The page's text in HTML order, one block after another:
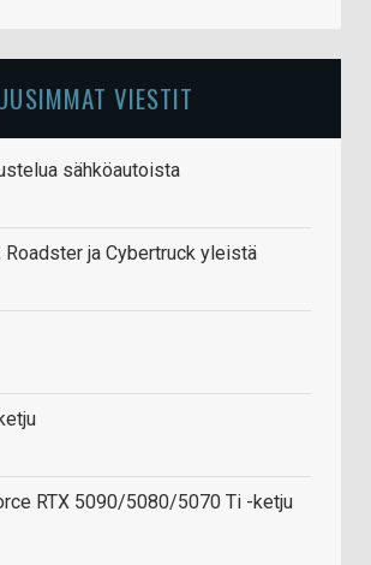
VIESTIT
sähköautoista
Roadster ja Cybertruck yleistä
RTX 5090/5080/5070 Ti -ketju